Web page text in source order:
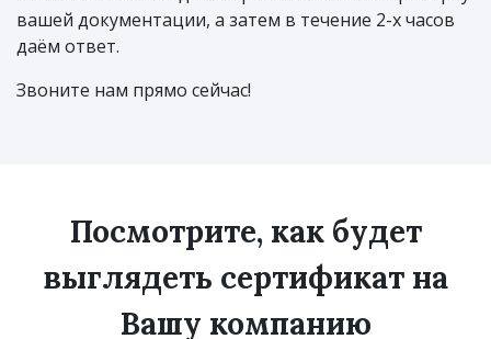
вашей документации, а затем в течение 2-х часов
даём ответ.
Звоните нам прямо сейчас!
Посмотрите, как будет
выглядеть сертификат на
Вашу компанию